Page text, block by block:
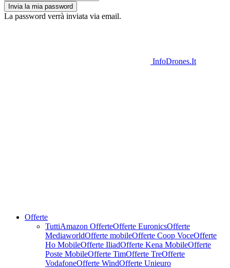
La password verrà inviata via email.
InfoDrones.It
Offerte
TuttiAmazon OfferteOfferte EuronicsOfferte
MediaworldOfferte mobileOfferte Coop VoceOfferte
Ho MobileOfferte IliadOfferte Kena MobileOfferte
Poste MobileOfferte TimOfferte TreOfferte
VodafoneOfferte WindOfferte Unieuro